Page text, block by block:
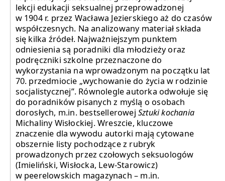
lekcji edukacji seksualnej przeprowadzonej
w 1904 r. przez Wacława Jezierskiego aż do czasów
współczesnych. Na analizowany materiał składa
się kilka źródeł. Najważniejszym punktem
odniesienia są poradniki dla młodzieży oraz
podręczniki szkolne przeznaczone do
wykorzystania na wprowadzonym na początku lat
70. przedmiocie „wychowanie do życia w rodzinie
socjalistycznej”. Równolegle autorka odwołuje się
do poradników pisanych z myślą o osobach
dorosłych, m.in. bestsellerowej Sztuki kochania
Michaliny Wisłockiej. Wreszcie, kluczowe
znaczenie dla wywodu autorki mają cytowane
obszernie listy pochodzące z rubryk
prowadzonych przez czołowych seksuologów
(Imieliński, Wisłocka, Lew-Starowicz)
w peerelowskich magazynach – m.in.